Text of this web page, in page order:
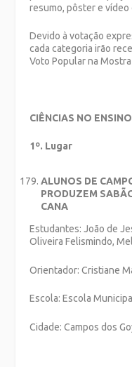
resumo, pôster e
Devido à votação
cada categoria irão
Voto Popular na
CIÊNCIAS NO
1º. Lugar
ALUNOS DE
PRODUZEM
CANA
Estudantes: João de
Oliveira Felismindo,
Orientador: Cristiane
Escola: Escola
Cidade: Campos dos